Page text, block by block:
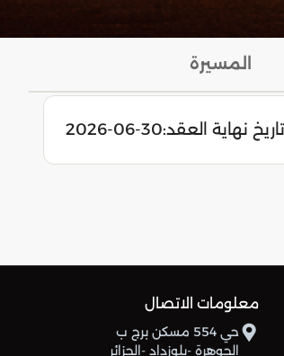
المسيرة
تاريخ نهاية العقد:2026-06-30
معلومات الاتصال
حي 554 مسكن برج ب
الجوهرة -بلوزداد -الجزائر